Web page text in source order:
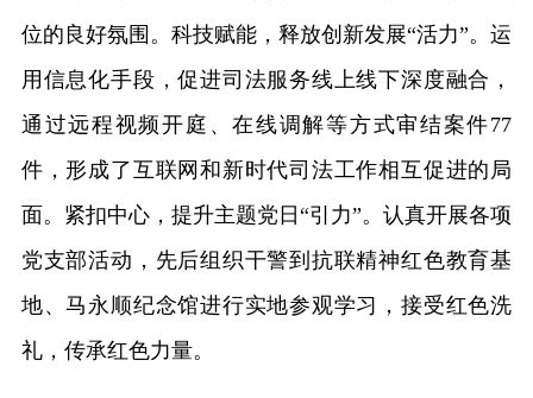
位的良好氛围。科技赋能，释放创新发展“活力”。运
用信息化手段，促进司法服务线上线下深度融合，
通过远程视频开庭、在线调解等方式审结案件77
件，形成了互联网和新时代司法工作相互促进的局
面。紧扣中心，提升主题党日“引力”。认真开展各项
党支部活动，先后组织干警到抗联精神红色教育基
地、马永顺纪念馆进行实地参观学习，接受红色洗
礼，传承红色力量。